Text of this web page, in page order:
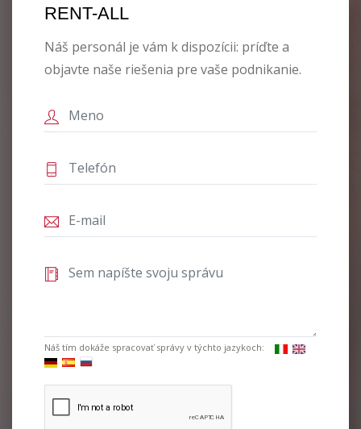
RENT-ALL
Náš personál je vám k dispozícii: príďte a
objavte naše riešenia pre vaše podnikanie.
Náš tím dokáže spracovať správy v týchto jazykoch: